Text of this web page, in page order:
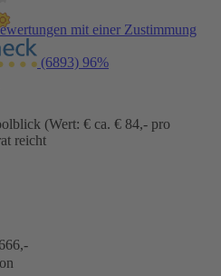
mit einer Zustimmung
(6893) 96%
(Wert: € ca. € 84,- pro
reicht
666,-